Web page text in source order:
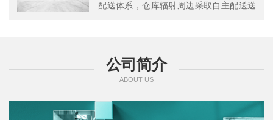
配送体系，仓库辐射周边采取自主配送送
公司简介
ABOUT US